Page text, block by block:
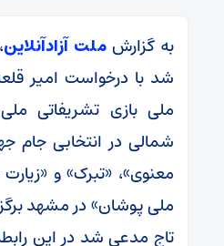
به گزارشملت آزادآنلاین
شد با درخواست امیر
ملی بازی تشریفاتی
شمالی در انتخابی جام
معنوی»، «تبرک» و
ملی پوشان» در مشهد
تاج مدعی شد در این